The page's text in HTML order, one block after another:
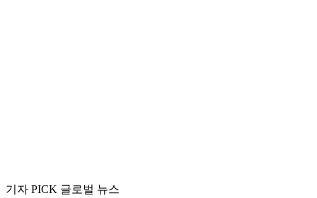
기자 PICK 글로벌 뉴스